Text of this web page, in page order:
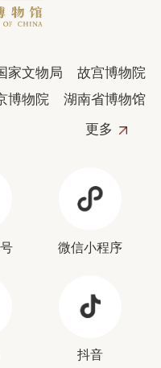
家文物局
故宫博物院
博物院
湖南省博物馆
更多
微信小程序
抖音